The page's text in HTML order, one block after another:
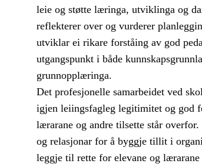
leie og støtte læringa, utviklinga og
reflekterer over og vurderer
utviklar ei rikare forståing av god
utgangspunkt i både
grunnopplæringa.
Det profesjonelle samarbeidet ved
igjen leiingsfagleg legitimitet og god
lærarane og andre tilsette står
og relasjonar for å byggje tillit i
leggje til rette for elevane og